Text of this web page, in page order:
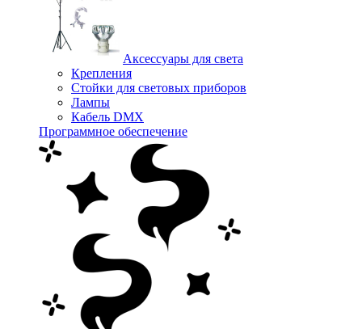
Аксессуары для света
Крепления
Стойки для световых приборов
Лампы
Кабель DMX
Программное обеспечение